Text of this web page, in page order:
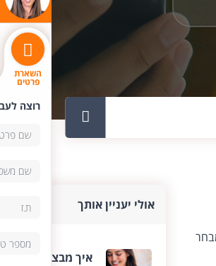
אולי יעניין אותך
איך מבצעים
השארת
פרטים
רוצה